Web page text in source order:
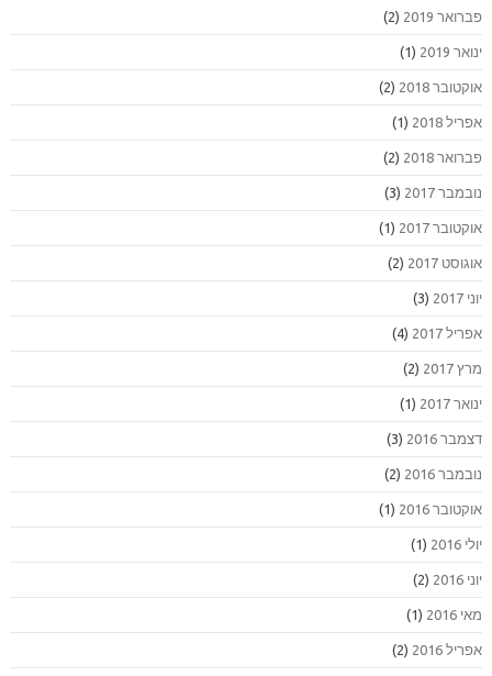
פברואר 2019 (2)
ינואר 2019 (1)
אוקטובר 2018 (2)
אפריל 2018 (1)
פברואר 2018 (2)
נובמבר 2017 (3)
אוקטובר 2017 (1)
אוגוסט 2017 (2)
יוני 2017 (3)
אפריל 2017 (4)
מרץ 2017 (2)
ינואר 2017 (1)
דצמבר 2016 (3)
נובמבר 2016 (2)
אוקטובר 2016 (1)
יולי 2016 (1)
יוני 2016 (2)
מאי 2016 (1)
אפריל 2016 (2)